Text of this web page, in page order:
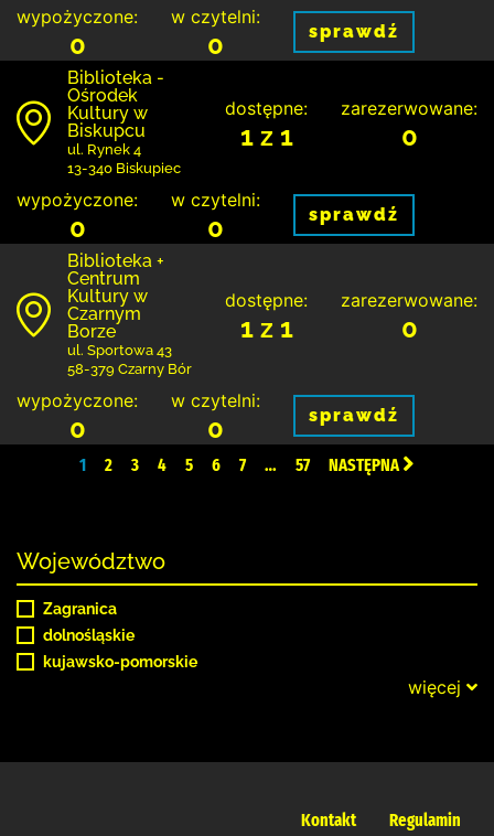
wypożyczone:
0
w czytelni:
0 sprawdź
Biblioteka -
Ośrodek
Kultury w
Biskupcu
ul. Rynek 4
13-340 Biskupiec
dostępne:
1 z 1
zarezerwowane:
0
wypożyczone:
0
w czytelni:
0 sprawdź
Biblioteka +
Centrum
Kultury w
Czarnym
Borze
ul. Sportowa 43
58-379 Czarny Bór
dostępne:
1 z 1
zarezerwowane:
0
wypożyczone:
0
w czytelni:
0 sprawdź
1 2 3 4 5 6 7 … 57 NASTĘPNA
Województwo
Zagranica
dolnośląskie
kujawsko-pomorskie
więcej
Kontakt Regulamin